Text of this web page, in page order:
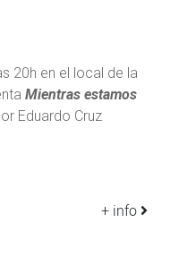
20h en el local de la
Mientras estamos
Eduardo Cruz
+ info